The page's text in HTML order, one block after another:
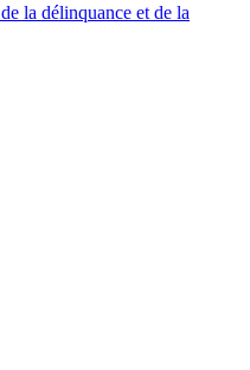
la délinquance et de la